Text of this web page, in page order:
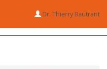
Dr. Thierry Bautrant